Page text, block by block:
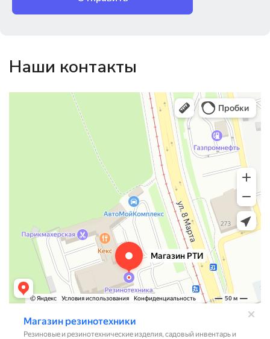
Наши контакты
Магазин резинотехники
Резиновые и резинотехнические изделия в Екатеринбурге
Садовый инвентарь и техника в Екатеринбурге